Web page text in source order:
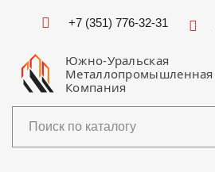
+7 (351) 776-32-31
Южно-Уральская
Металлопромышленная
Компания